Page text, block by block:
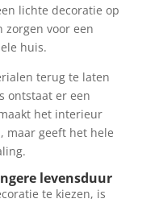
lichte decoratie op
zorgen voor een
huis.
terug te laten
ontstaat er een
het interieur
maar geeft het hele
levensduur
te kiezen, is